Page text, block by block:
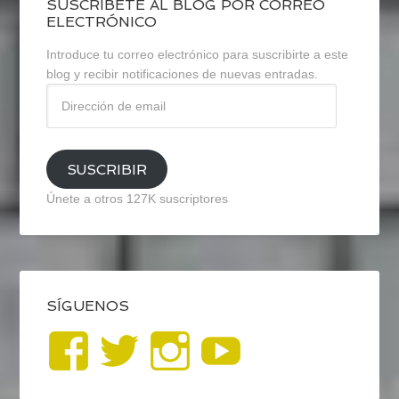
SUSCRÍBETE AL BLOG POR CORREO
ELECTRÓNICO
Introduce tu correo electrónico para suscribirte a este
blog y recibir notificaciones de nuevas entradas.
email
SUSCRIBIR
Únete a otros 127K suscriptores
SÍGUENOS
VerVerVer